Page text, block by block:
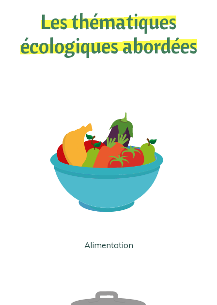
Les thématiques
écologiques abordées
Alimentation